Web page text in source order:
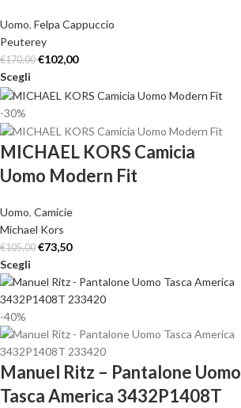
Uomo, Felpa Cappuccio
Peuterey
€170,00 €102,00
Scegli
-30%
MICHAEL KORS Camicia
Uomo Modern Fit
Uomo, Camicie
Michael Kors
€105,00 €73,50
Scegli
-40%
Manuel Ritz – Pantalone Uomo
Tasca America 3432P1408T